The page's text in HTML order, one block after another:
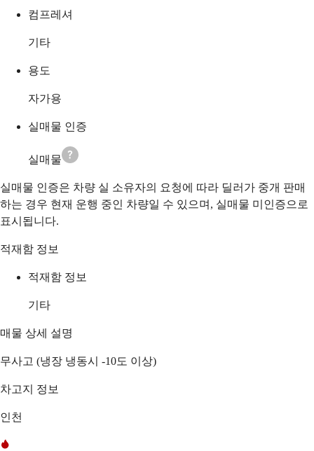
컴프레셔
기타
용도
자가용
실매물 인증
실매물
실매물 인증은 차량 실 소유자의 요청에 따라 딜러가 중개 판매
하는 경우 현재 운행 중인 차량일 수 있으며, 실매물 미인증으로
표시됩니다.
적재함 정보
적재함 정보
기타
매물 상세 설명
무사고 (냉장 냉동시 -10도 이상)
차고지 정보
인천